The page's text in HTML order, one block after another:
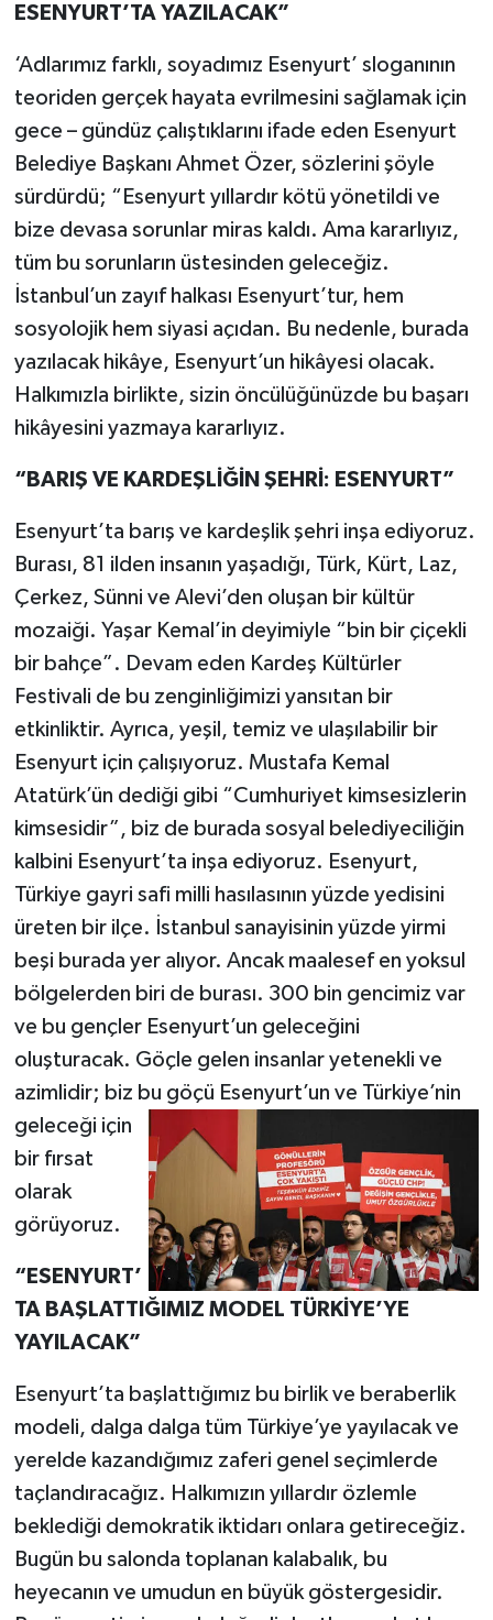
ESENYURT’TA YAZILACAK”
‘Adlarımız farklı, soyadımız Esenyurt’ sloganının
teoriden gerçek hayata evrilmesini sağlamak için
gece – gündüz çalıştıklarını ifade eden Esenyurt
Belediye Başkanı Ahmet Özer, sözlerini şöyle
sürdürdü; “Esenyurt yıllardır kötü yönetildi ve
bize devasa sorunlar miras kaldı. Ama kararlıyız,
tüm bu sorunların üstesinden geleceğiz.
İstanbul’un zayıf halkası Esenyurt’tur, hem
sosyolojik hem siyasi açıdan. Bu nedenle, burada
yazılacak hikâye, Esenyurt’un hikâyesi olacak.
Halkımızla birlikte, sizin öncülüğünüzde bu başarı
hikâyesini yazmaya kararlıyız.
“BARIŞ VE KARDEŞLİĞİN ŞEHRİ: ESENYURT”
Esenyurt’ta barış ve kardeşlik şehri inşa ediyoruz.
Burası, 81 ilden insanın yaşadığı, Türk, Kürt, Laz,
Çerkez, Sünni ve Alevi’den oluşan bir kültür
mozaiği. Yaşar Kemal’in deyimiyle “bin bir çiçekli
bir bahçe”. Devam eden Kardeş Kültürler
Festivali de bu zenginliğimizi yansıtan bir
etkinliktir. Ayrıca, yeşil, temiz ve ulaşılabilir bir
Esenyurt için çalışıyoruz. Mustafa Kemal
Atatürk’ün dediği gibi “Cumhuriyet kimsesizlerin
kimsesidir”, biz de burada sosyal belediyeciliğin
kalbini Esenyurt’ta inşa ediyoruz. Esenyurt,
Türkiye gayri safi milli hasılasının yüzde yedisini
üreten bir ilçe. İstanbul sanayisinin yüzde yirmi
beşi burada yer alıyor. Ancak maalesef en yoksul
bölgelerden biri de burası. 300 bin gencimiz var
ve bu gençler Esenyurt’un geleceğini
oluşturacak. Göçle gelen insanlar yetenekli ve
azimlidir; biz bu göçü Esenyurt’un ve Türkiye’nin
geleceği için
bir fırsat
olarak
görüyoruz.
“ESENYURT’
TA BAŞLATTIĞIMIZ MODEL TÜRKİYE’YE
YAYILACAK”
Esenyurt’ta başlattığımız bu birlik ve beraberlik
modeli, dalga dalga tüm Türkiye’ye yayılacak ve
yerelde kazandığımız zaferi genel seçimlerde
taçlandıracağız. Halkımızın yıllardır özlemle
beklediği demokratik iktidarı onlara getireceğiz.
Bugün bu salonda toplanan kalabalık, bu
heyecanın ve umudun en büyük göstergesidir.